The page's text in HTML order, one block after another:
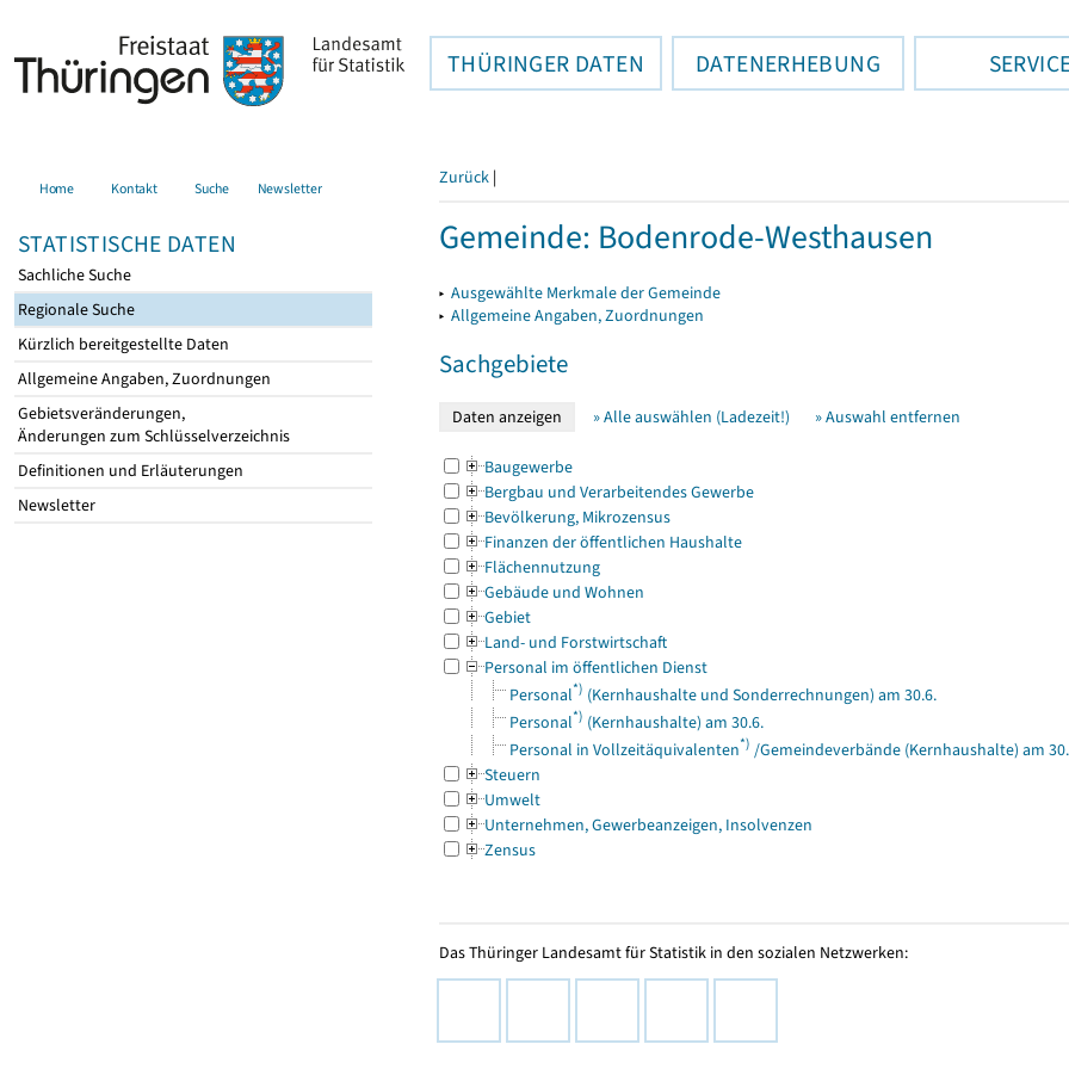
THÜRINGER DATEN DATENERHEBUNG
Home Kontakt Suche Newsletter
STATISTISCHE DATEN
Sachliche Suche
Regionale Suche
Kürzlich bereitgestellte Daten
Allgemeine Angaben, Zuordnungen
Gebietsveränderungen,
Änderungen zum Schlüsselverzeichnis
Definitionen und Erläuterungen
Newsletter
Zurück |
Gemeinde: Bodenrode-Westhausen
▸ Ausgewählte Merkmale der Gemeinde
▸ Allgemeine Angaben, Zuordnungen
Sachgebiete
» Alle auswählen (Ladezeit!) » Auswahl entfernen
Baugewerbe
Bergbau und Verarbeitendes Gewerbe
Bevölkerung, Mikrozensus
Finanzen der öffentlichen Haushalte
Flächennutzung
Gebäude und Wohnen
Gebiet
Land- und Forstwirtschaft
Personal im öffentlichen Dienst
Personal*) (Kernhaushalte und Sonderrechnungen) am 30.6.
Personal*) (Kernhaushalte) am 30.6.
Personal in Vollzeitäquivalenten*) /Gemeindeverbände (Kernhaushalte) am
Steuern
Umwelt
Unternehmen, Gewerbeanzeigen, Insolvenzen
Zensus
Das Thüringer Landesamt für Statistik in den sozialen Netzwerken: